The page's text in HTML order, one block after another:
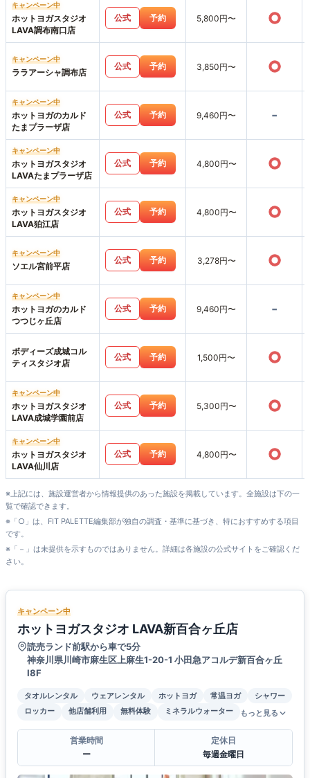
キャンペーン中
ホットヨガスタジオ
LAVA調布南口店
公式 予約 5,800円〜 ○
キャンペーン中
ララアーシャ調布店
公式 予約 3,850円〜 ○
キャンペーン中
ホットヨガのカルド
たまプラーザ店
公式 予約 9,460円〜 -
キャンペーン中
ホットヨガスタジオ
LAVAたまプラーザ店
公式 予約 4,800円〜 ○
キャンペーン中
ホットヨガスタジオ
LAVA狛江店
公式 予約 4,800円〜 ○
キャンペーン中
ソエル宮前平店
公式 予約 3,278円〜 ○
キャンペーン中
ホットヨガのカルド
つつじヶ丘店
公式 予約 9,460円〜 -
ボディーズ成城コル
ティスタジオ店
公式 予約 1,500円〜 ○
キャンペーン中
ホットヨガスタジオ
LAVA成城学園前店
公式 予約 5,300円〜 ○
キャンペーン中
ホットヨガスタジオ
LAVA仙川店
公式 予約 4,800円〜 ○
※上記には、施設運営者から情報提供のあった施設を掲載しています。全施設は下の一
覧で確認できます。
※「○」は、FIT PALETTE編集部が独自の調査・基準に基づき、特におすすめする項目
です。
※「－」は未提供を示すものではありません。詳細は各施設の公式サイトをご確認くだ
さい。
キャンペーン中
ホットヨガスタジオ LAVA新百合ヶ丘店
読売ランド前駅から車で5分
神奈川県川崎市麻生区上麻生1-20-1 小田急アコルデ新百合ヶ丘
Ⅰ8F
タオルレンタル ウェアレンタル ホットヨガ 常温ヨガ
シャワー
ロッカー
他店舗利用 無料体験 ミネラルウォーター もっと見る
営業時間
ー
定休日
毎週金曜日